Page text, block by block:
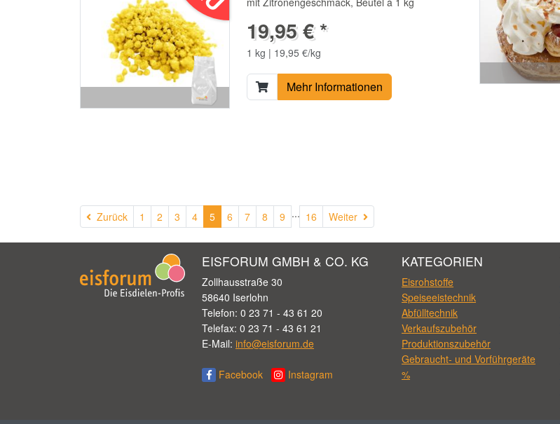
19,95 € *
1 kg | 19,95 €/kg
Mehr Informationen
ZurückZurück
1 2 3 4 5 6 7 8 9 ... 16 Weiter Weiter
EISFORUM GMBH & CO. KG
Zollhausstraße 30
58640 Iserlohn
Telefon: 0 23 71 - 43 61 20
Telefax: 0 23 71 - 43 61 21
E-Mail: info@eisforum.de
Facebook Instagram
KATEGORIEN
Eisrohstoffe
Speiseeistechnik
Abfülltechnik
Verkaufszubehör
Produktionszubehör
Gebraucht- und Vorführgeräte
%